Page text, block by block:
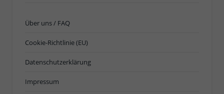
Über uns / FAQ
Cookie-Richtlinie (EU)
Datenschutzerklärung
Impressum